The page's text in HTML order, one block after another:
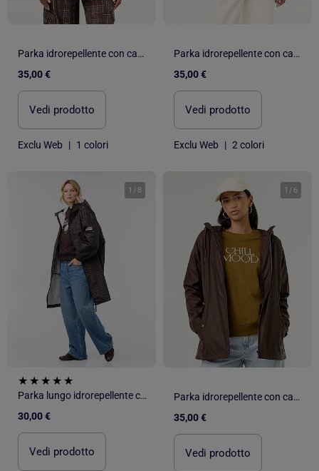
Parka idrorepellente con cappuccio
35,00 €
Vedi prodotto
Exclu Web | 1 colori
Parka idrorepellente con cappuccio
35,00 €
Vedi prodotto
Exclu Web | 2 colori
1 / 8
Parka lungo idrorepellente con cappuccio
30,00 €
Vedi prodotto
1 / 6
Parka idrorepellente con cappuccio
35,00 €
Vedi prodotto